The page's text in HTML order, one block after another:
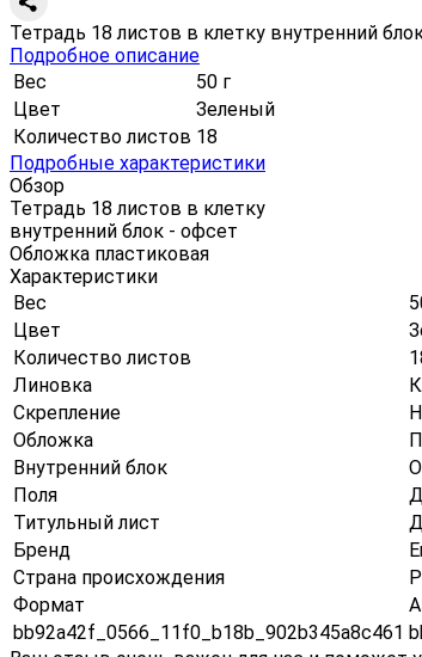
Тетрадь 18 листов в клетку внутренний
Подробное описание
Вес
50 г
Цвет
Зеленый
Количество листов 18
Подробные характеристики
Обзор
Тетрадь 18 листов в клетку
внутренний блок - офсет
Обложка пластиковая
Характеристики
Вес
Цвет
Количество листов
Линовка
Скрепление
Обложка
Внутренний блок
Поля
Титульный лист
Бренд
Страна происхождения
Формат
bb92a42f_0566_11f0_b18b_902b345a8c461